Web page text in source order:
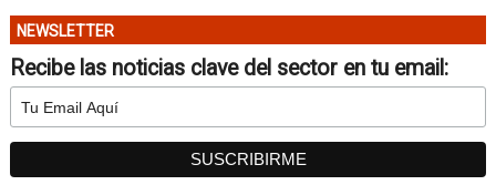
NEWSLETTER
Recibe las noticias clave del sector en tu email: